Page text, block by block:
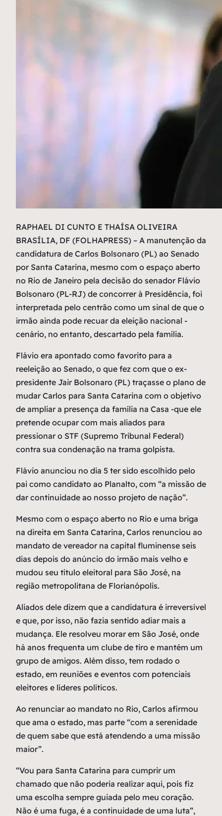
RAPHAEL DI CUNTO E THAÍSA OLIVEIRA
BRASÍLIA, DF (FOLHAPRESS) – A manutenção da
candidatura de Carlos Bolsonaro (PL) ao Senado
por Santa Catarina, mesmo com o espaço aberto
no Rio de Janeiro pela decisão do senador Flávio
Bolsonaro (PL-RJ) de concorrer à Presidência, foi
interpretada pelo centrão como um sinal de que o
irmão ainda pode recuar da eleição nacional -
cenário, no entanto, descartado pela família.
Flávio era apontado como favorito para a
reeleição ao Senado, o que fez com que o ex-
presidente Jair Bolsonaro (PL) traçasse o plano de
mudar Carlos para Santa Catarina com o objetivo
de ampliar a presença da família na Casa -que ele
pretende ocupar com mais aliados para
pressionar o STF (Supremo Tribunal Federal)
contra sua condenação na trama golpista.
Flávio anunciou no dia 5 ter sido escolhido pelo
pai como candidato ao Planalto, com “a missão de
dar continuidade ao nosso projeto de nação”.
Mesmo com o espaço aberto no Rio e uma briga
na direita em Santa Catarina, Carlos renunciou ao
mandato de vereador na capital fluminense seis
dias depois do anúncio do irmão mais velho e
mudou seu título eleitoral para São José, na
região metropolitana de Florianópolis.
Aliados dele dizem que a candidatura é irreversível
e que, por isso, não fazia sentido adiar mais a
mudança. Ele resolveu morar em São José, onde
há anos frequenta um clube de tiro e mantém um
grupo de amigos. Além disso, tem rodado o
estado, em reuniões e eventos com potenciais
eleitores e líderes políticos.
Ao renunciar ao mandato no Rio, Carlos afirmou
que ama o estado, mas parte “com a serenidade
de quem sabe que está atendendo a uma missão
maior”.
“Vou para Santa Catarina para cumprir um
chamado que não poderia realizar aqui, pois fiz
uma escolha sempre guiada pelo meu coração.
Não é uma fuga, é a continuidade de uma luta”,